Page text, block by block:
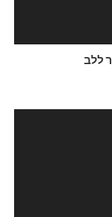
ללב